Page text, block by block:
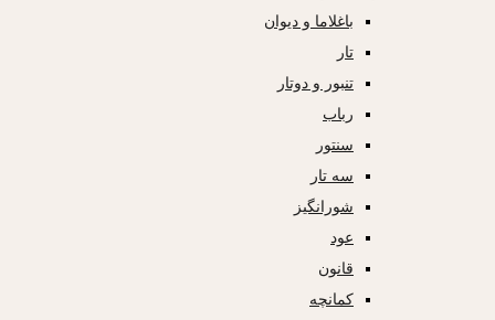
باغلاما و دیوان
تار
تنبور و دوتار
رباب
سنتور
سه تار
شورانگیز
عود
قانون
کمانچه